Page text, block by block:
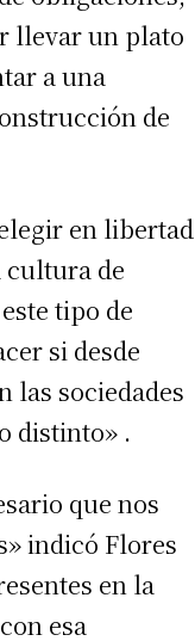
llevar un plato
a una
de
en libertad
cultura de
tipo de
si desde
las sociedades
distinto» .
que nos
indicó Flores
en la
esa